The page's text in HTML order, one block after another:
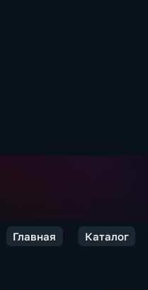
Главная Каталог